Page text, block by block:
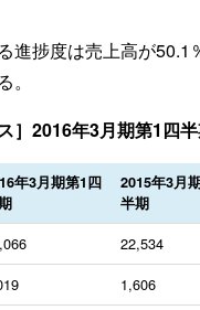
進捗度は売上高が
］2016年3月期第1四
年3月期第1四
2015年3月
半期
22,534
1,606